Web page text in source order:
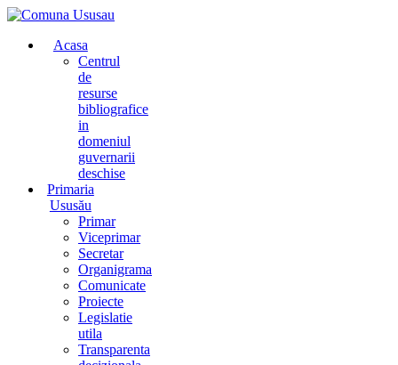
Acasa
Centrul
de
resurse
bibliografice
in
domeniul
guvernarii
deschise
Primaria
Ususău
Primar
Viceprimar
Secretar
Organigrama
Comunicate
Proiecte
Legislatie
utila
Transparenta